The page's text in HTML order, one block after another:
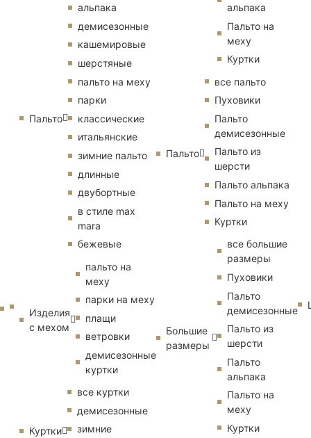
Пальто
альпака
демисезонные
кашемировые
шерстяные
пальто на меху
парки
классические
итальянские
зимние пальто
длинные
двубортные
в стиле max
mara
бежевые
Изделия
с мехом
пальто на
меху
парки на меху
плащи
ветровки
демисезонные
куртки
Куртки
все куртки
демисезонные
зимние
альпака
Пальто на
меху
Куртки
Пальто
все пальто
Пуховики
Пальто
демисезонные
Пальто из
шерсти
Пальто альпака
Пальто на меху
Куртки
Большие
размеры
все большие
размеры
Пуховики
Пальто
демисезонные
Пальто из
шерсти
Пальто
альпака
Пальто на
меху
Куртки